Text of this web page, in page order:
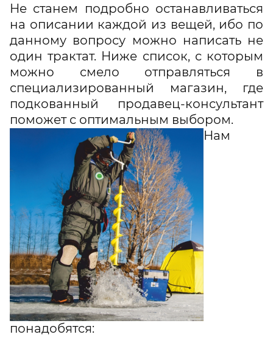
Не станем подробно останавливаться
на описании каждой из вещей, ибо по
данному вопросу можно написать не
один трактат. Ниже список, с которым
можно смело отправляться в
специализированный магазин, где
подкованный продавец-консультант
поможет с оптимальным выбором.
Нам
понадобятся: